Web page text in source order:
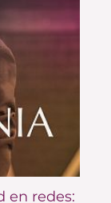
en redes: